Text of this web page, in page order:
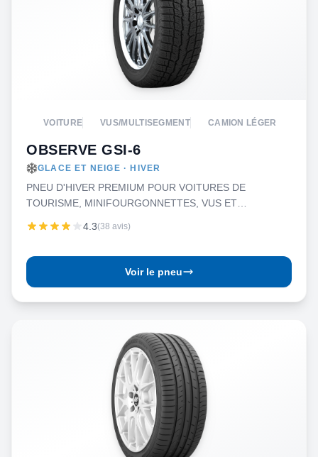
VOITURE VUS/MULTISEGMENT CAMION LÉGER
OBSERVE GSI-6
GLACE ET NEIGE · HIVER
PNEU D'HIVER PREMIUM POUR VOITURES DE
TOURISME, MINIFOURGONNETTES, VUS ET
4.3(38 avis)
Voir le pneu